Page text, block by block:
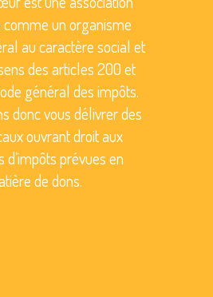
comme un organisme
au caractère social et
des articles 200 et
général des impôts.
donc vous délivrer des
ouvrant droit aux
d’impôts prévues en
de dons.